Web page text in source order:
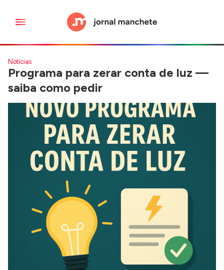
Notícias
Programa para zerar conta de luz —
saiba como pedir